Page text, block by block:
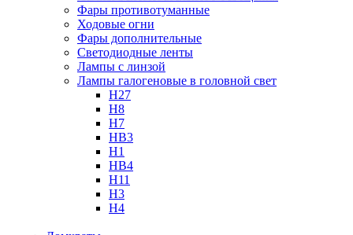
Фары противотуманные
Ходовые огни
Фары дополнительные
Светодиодные ленты
Лампы с линзой
Лампы галогеновые в головной свет
H27
H8
H7
HB3
H1
HB4
H11
H3
H4